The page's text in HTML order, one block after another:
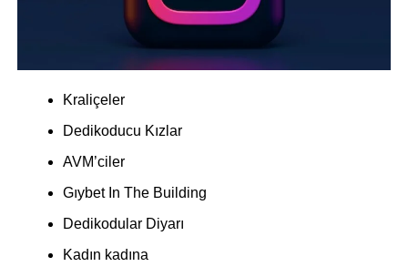
Kraliçeler
Dedikoducu Kızlar
AVM’ciler
Gıybet In The Building
Dedikodular Diyarı
Kadın kadına